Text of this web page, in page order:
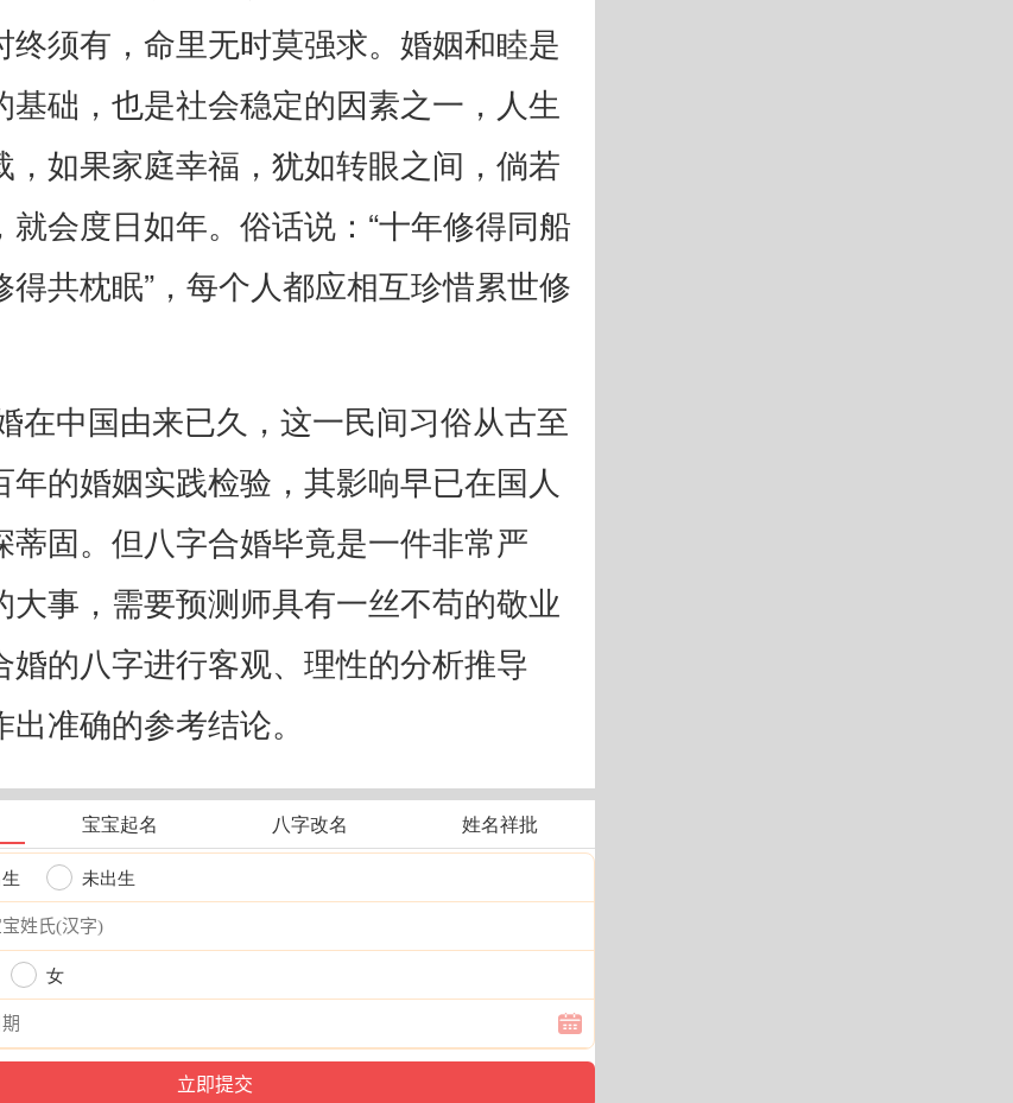
终须有，命里无时莫强求。婚姻和睦是
基础，也是社会稳定的因素之一，人生
，如果家庭幸福，犹如转眼之间，倘若
就会度日如年。俗话说：“十年修得同船
得共枕眠”，每个人都应相互珍惜累世修
在中国由来已久，这一民间习俗从古至
年的婚姻实践检验，其影响早已在国人
蒂固。但八字合婚毕竟是一件非常严
大事，需要预测师具有一丝不苟的敬业
婚的八字进行客观、理性的分析推导
准确的参考结论。
宝宝起名 八字改名 姓名祥批
未出生
女